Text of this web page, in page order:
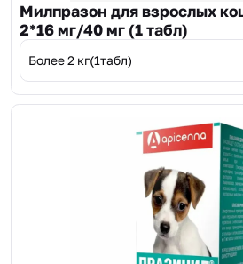
Милпразон для взрослых
2*16 мг/40 мг (1 табл)
Более 2 кг(1табл)